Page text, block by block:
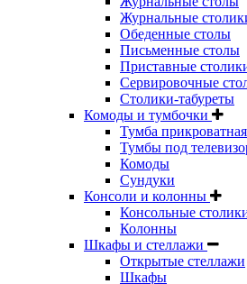
Журнальные
Обеденные столы
Письменные столы
Приставные
Сервировочные
Столики-табуреты
Комоды и тумбочки
Тумба прикроватная
Тумбы под
Комоды
Сундуки
Консоли и колонны
Консольные
Колонны
Шкафы и стеллажи
Открытые стеллажи
Шкафы